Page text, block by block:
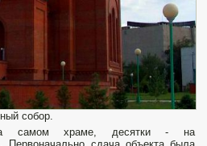
собор.
самом храме, десятки - на